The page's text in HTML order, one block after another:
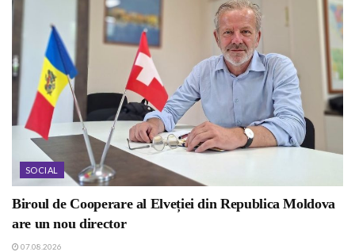
SOCIAL
Biroul de Cooperare al Elveției din Republica Moldova
are un nou director
07.08.2026